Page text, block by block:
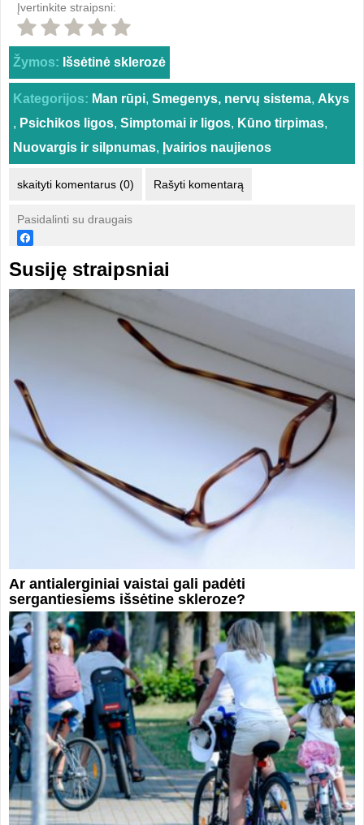
Įvertinkite straipsni:
Žymos: Išsėtinė sklerozė
Kategorijos: Man rūpi, Smegenys, nervų sistema, Akys
, Psichikos ligos, Simptomai ir ligos, Kūno tirpimas,
Nuovargis ir silpnumas, Įvairios naujienos
skaityti komentarus (0) Rašyti komentarą
Pasidalinti su draugais
Susiję straipsniai
Ar antialerginiai vaistai gali padėti
sergantiesiems išsėtine skleroze?